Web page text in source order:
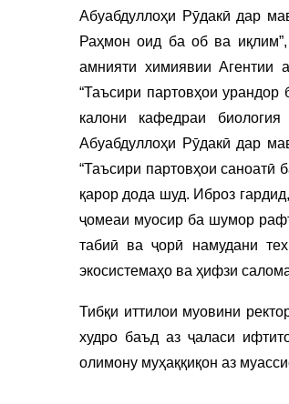
Абуабдуллоҳи Рӯдакӣ дар
Раҳмон оид ба об ва
амнияти химиявии Агентии
“Таъсири партовҳои
калони кафедраи
Абуабдуллоҳи Рӯдакӣ дар
“Таъсири партовҳои саноатӣ
қарор дода шуд. Иброз
ҷомеаи муосир ба шумор
табиӣ ва ҷорӣ намудани
экосистемаҳо ва ҳифзи
Тибқи иттилои муовини
худро баъд аз ҷаласи
олимону муҳаққиқон аз